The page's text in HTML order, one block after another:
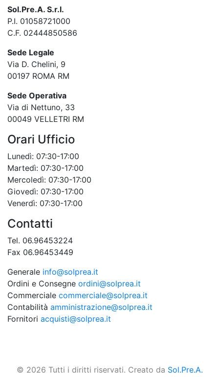
Sol.Pre.A. S.r.l.
P.I. 01058721000
C.F. 02444850586
Sede Legale
Via D. Chelini, 9
00197 ROMA RM
Sede Operativa
Via di Nettuno, 33
00049 VELLETRI RM
Orari Ufficio
Lunedì: 07:30-17:00
Martedì: 07:30-17:00
Mercoledì: 07:30-17:00
Giovedì: 07:30-17:00
Venerdì: 07:30-17:00
Contatti
Tel. 06.96453224
Fax 06.96453449
Generale info@solprea.it
Ordini e Consegne ordini@solprea.it
Commerciale commerciale@solprea.it
Contabilità amministrazione@solprea.it
Fornitori acquisti@solprea.it
© 2026 Tutti i diritti riservati. Creato da Sol.Pre.A.